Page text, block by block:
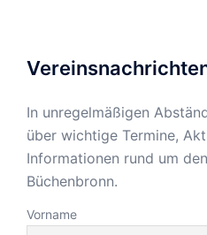
In unregelmäßigen
über wichtige Termine,
Informationen rund um
Büchenbronn.
Vorname